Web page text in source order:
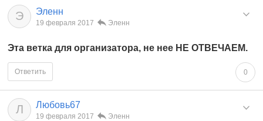
Э Эленн
19 февраля 2017 Эленн
Эта ветка для организатора, не нее НЕ ОТВЕЧАЕМ.
0
Ответить
Л Любовь67
19 февраля 2017 Эленн